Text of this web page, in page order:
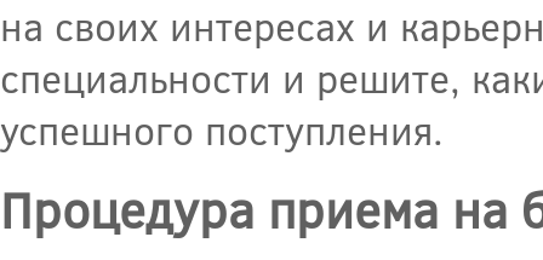
на своих интересах и
специальности и решите,
успешного поступления.
Процедура приема на